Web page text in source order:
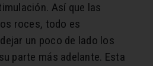
Así que las
roces, todo es
un poco de lado los
parte más adelante. Esta